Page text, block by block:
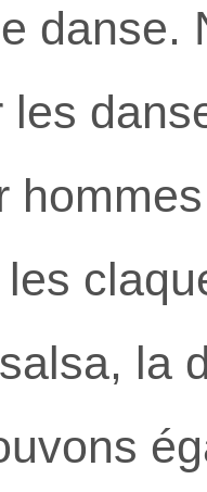
danse.
les
la